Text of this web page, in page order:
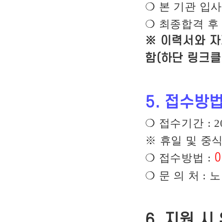
❍ 본 기관 입
❍ 최종합격
※ 이력서와
함(하단 링크
5. 접수방
❍ 접수기간 :
※ 휴일 및 중
❍ 접수방법 :
❍ 문 의 처 :